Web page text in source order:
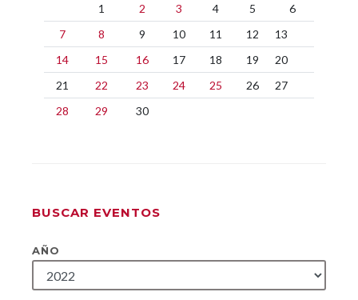
1
2 3 4 5
6
7
8 9 10 11 12
13
14
15 16 17 18 19
20
21
22 23 24 25 26
27
28
29 30
BUSCAR EVENTOS
AÑO